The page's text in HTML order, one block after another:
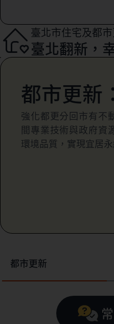
臺北市住宅及都
臺北翻新，
都市更新
都市更新：
強化都更分回市有不
間專業技術與政府資
環境品質，實現宜居